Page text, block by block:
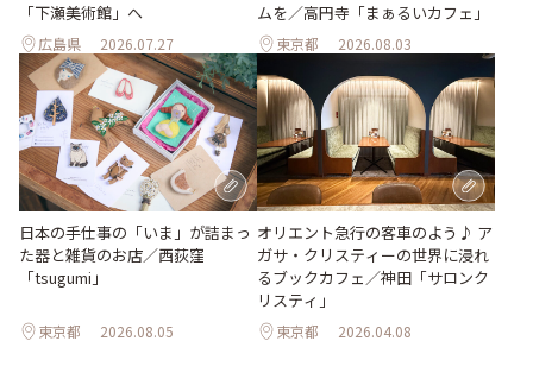
「下瀬美術館」へ
広島県 2026.07.27
ムを／高円寺「まぁるいカフェ」
東京都 2026.08.03
日本の手仕事の「いま」が詰まっ
た器と雑貨のお店／西荻窪
「tsugumi」
東京都 2026.08.05
オリエント急行の客車のよう♪ ア
ガサ・クリスティーの世界に浸れ
るブックカフェ／神田「サロンク
リスティ」
東京都 2026.04.08